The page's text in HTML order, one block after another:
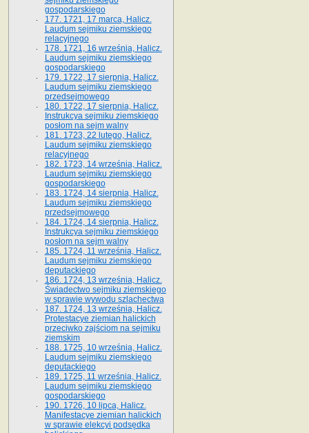
gospodarskiego
177. 1721, 17 marca, Halicz.
Laudum sejmiku ziemskiego
relacyjnego
178. 1721, 16 września, Halicz.
Laudum sejmiku ziemskiego
gospodarskiego
179. 1722, 17 sierpnia, Halicz.
Laudum sejmiku ziemskiego
przedsejmowego
180. 1722, 17 sierpnia, Halicz.
Instrukcya sejmiku ziemskiego
posłom na sejm walny
181. 1723, 22 lutego, Halicz.
Laudum sejmiku ziemskiego
relacyjnego
182. 1723, 14 września, Halicz.
Laudum sejmiku ziemskiego
gospodarskiego
183. 1724, 14 sierpnia, Halicz.
Laudum sejmiku ziemskiego
przedsejmowego
184. 1724, 14 sierpnia, Halicz.
Instrukcya sejmiku ziemskiego
posłom na sejm walny
185. 1724, 11 września, Halicz.
Laudum sejmiku ziemskiego
deputackiego
186. 1724, 13 września, Halicz.
Świadectwo sejmiku ziemskiego
w sprawie wywodu szlachectwa
187. 1724, 13 września, Halicz.
Protestacye ziemian halickich
przeciwko zajściom na sejmiku
ziemskim
188. 1725, 10 września, Halicz.
Laudum sejmiku ziemskiego
deputackiego
189. 1725, 11 września, Halicz.
Laudum sejmiku ziemskiego
gospodarskiego
190. 1726, 10 lipca, Halicz.
Manifestacye ziemian halickich
w sprawie elekcyi podsędka